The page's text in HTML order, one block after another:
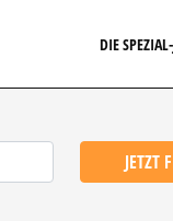
DIE
JETZT